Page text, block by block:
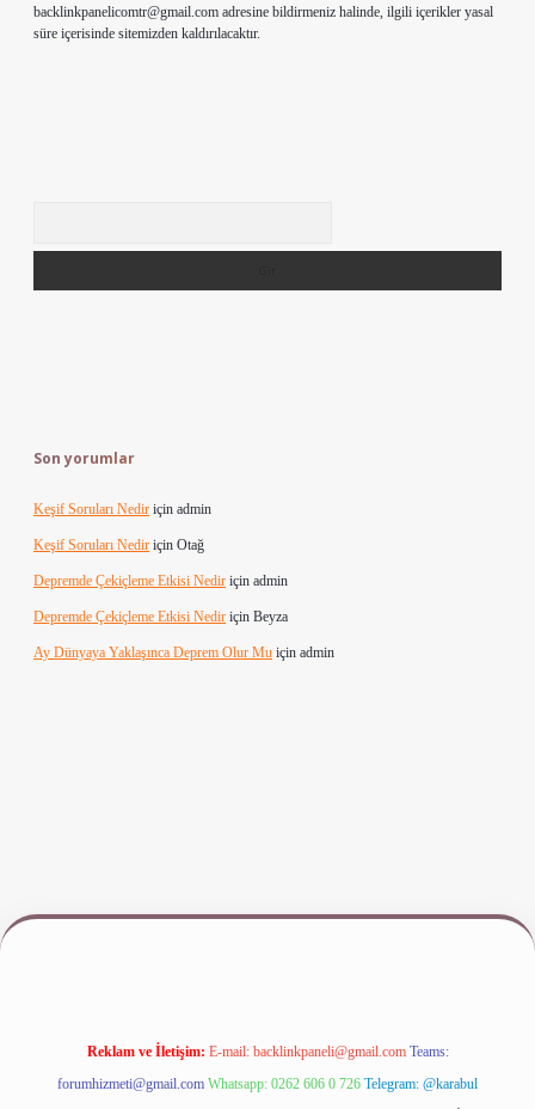
backlinkpanelicomtr@gmail.com adresine bildirmeniz halinde, ilgili içerikler yasal
süre içerisinde sitemizden kaldırılacaktır.
Son yorumlar
Keşif Soruları Nedir için admin
Keşif Soruları Nedir için Otağ
Depremde Çekiçleme Etkisi Nedir için admin
Depremde Çekiçleme Etkisi Nedir için Beyza
Ay Dünyaya Yaklaşınca Deprem Olur Mu için admin
www.betexper.xyz/
Reklam ve İletişim: E-mail: backlinkpaneli@gmail.com Teams:
forumhizmeti@gmail.com Whatsapp: 0262 606 0 726 Telegram: @karabul